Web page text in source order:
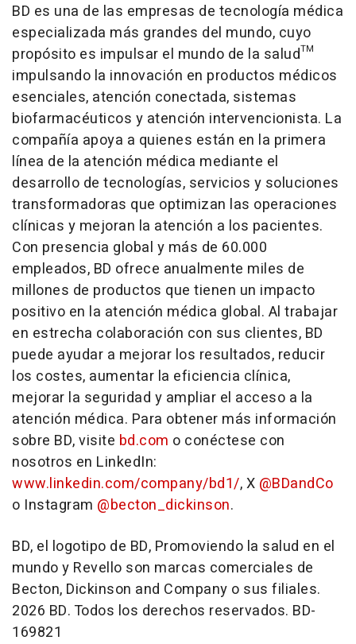
BD es una de las empresas de tecnología médica
especializada más grandes del mundo, cuyo
propósito es impulsar el mundo de la salud™
impulsando la innovación en productos médicos
esenciales, atención conectada, sistemas
biofarmacéuticos y atención intervencionista. La
compañía apoya a quienes están en la primera
línea de la atención médica mediante el
desarrollo de tecnologías, servicios y soluciones
transformadoras que optimizan las operaciones
clínicas y mejoran la atención a los pacientes.
Con presencia global y más de 60.000
empleados, BD ofrece anualmente miles de
millones de productos que tienen un impacto
positivo en la atención médica global. Al trabajar
en estrecha colaboración con sus clientes, BD
puede ayudar a mejorar los resultados, reducir
los costes, aumentar la eficiencia clínica,
mejorar la seguridad y ampliar el acceso a la
atención médica. Para obtener más información
sobre BD, visite bd.com o conéctese con
nosotros en LinkedIn:
www.linkedin.com/company/bd1/, X @BDandCo
o Instagram @becton_dickinson.
BD, el logotipo de BD, Promoviendo la salud en el
mundo y Revello son marcas comerciales de
Becton, Dickinson and Company o sus filiales.
2026 BD. Todos los derechos reservados. BD-
169821